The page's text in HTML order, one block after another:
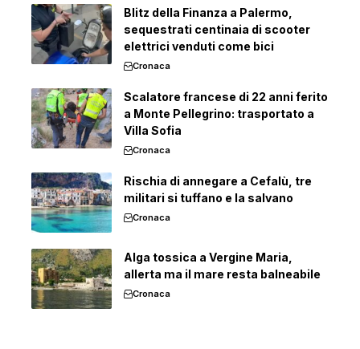
Blitz della Finanza a Palermo,
sequestrati centinaia di scooter
elettrici venduti come bici
Cronaca
Scalatore francese di 22 anni ferito
a Monte Pellegrino: trasportato a
Villa Sofia
Cronaca
Rischia di annegare a Cefalù, tre
militari si tuffano e la salvano
Cronaca
Alga tossica a Vergine Maria,
allerta ma il mare resta balneabile
Cronaca